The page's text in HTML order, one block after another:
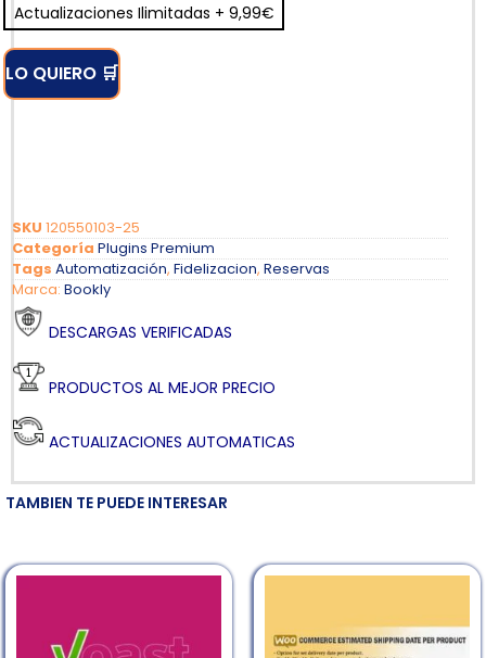
Actualizaciones Ilimitadas + 9,99€
LO QUIERO 🛒
SKU 120550103-25
Categoría Plugins Premium
Tags Automatización, Fidelizacion, Reservas
Marca: Bookly
DESCARGAS VERIFICADAS
PRODUCTOS AL MEJOR PRECIO
ACTUALIZACIONES AUTOMATICAS
TAMBIEN TE PUEDE INTERESAR